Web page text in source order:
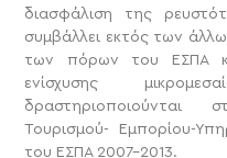
διασφάλιση της
συμβάλλει εκτός των
των πόρων του ΕΣΠΑ
ενίσχυσης
δραστηριοποιούνται
Τουρισμού- Εμπορίου-
του ΕΣΠΑ 2007-2013.